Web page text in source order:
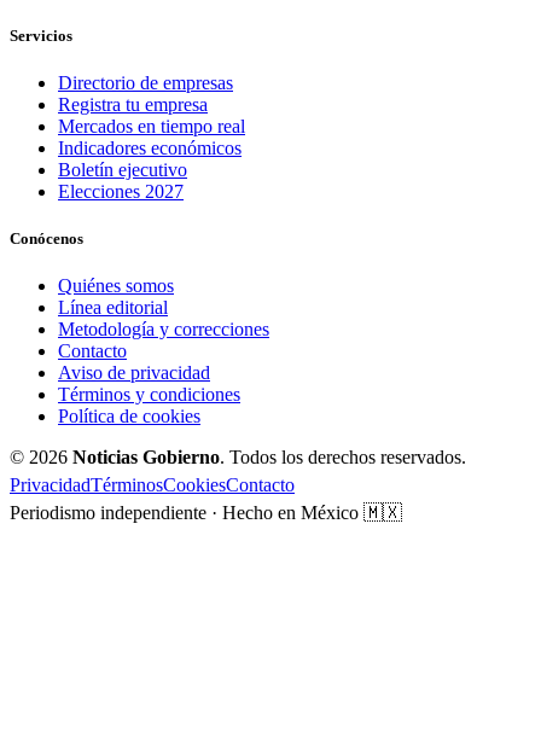
Servicios
Directorio de empresas
Registra tu empresa
Mercados en tiempo real
Indicadores económicos
Boletín ejecutivo
Elecciones 2027
Conócenos
Quiénes somos
Línea editorial
Metodología y correcciones
Contacto
Aviso de privacidad
Términos y condiciones
Política de cookies
© 2026 Noticias Gobierno. Todos los derechos reservados.
PrivacidadTérminosCookiesContacto
Periodismo independiente · Hecho en México 🇲🇽